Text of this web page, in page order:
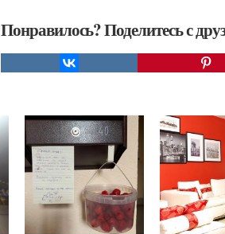
Понравилось? Поделитесь с